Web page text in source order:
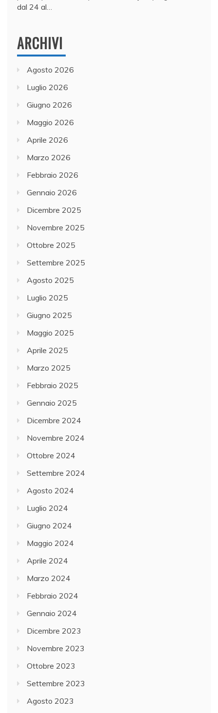
dal 24 al…
ARCHIVI
Agosto 2026
Luglio 2026
Giugno 2026
Maggio 2026
Aprile 2026
Marzo 2026
Febbraio 2026
Gennaio 2026
Dicembre 2025
Novembre 2025
Ottobre 2025
Settembre 2025
Agosto 2025
Luglio 2025
Giugno 2025
Maggio 2025
Aprile 2025
Marzo 2025
Febbraio 2025
Gennaio 2025
Dicembre 2024
Novembre 2024
Ottobre 2024
Settembre 2024
Agosto 2024
Luglio 2024
Giugno 2024
Maggio 2024
Aprile 2024
Marzo 2024
Febbraio 2024
Gennaio 2024
Dicembre 2023
Novembre 2023
Ottobre 2023
Settembre 2023
Agosto 2023